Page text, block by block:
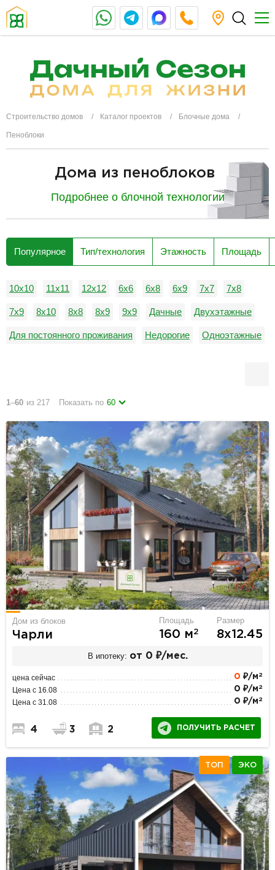
Строительство домов Каталог проектов Блочные дома
Пеноблоки
Дома из пеноблоков
Подробнее о блочной технологии
Популярное Тип/технология Этажность Площадь
10х10 11х11 12х12 6х6 6х8 6х9 7х7 7х8
7х9 8х10 8х8 8х9 9х9 Дачные Двухэтажные
Для постоянного проживания Недорогие Одноэтажные
1–60 из 217 Показать по 60
Дом из блоков
Чарли
Площадь
160 м2
Размер
8х12.45
В ипотеку: от 0 ₽/мес.
цена сейчас 0 ₽/м 2
Цена с 16.08 0 ₽/м 2
Цена с 31.08 0 ₽/м 2
4 3 2 ПОЛУЧИТЬ РАСЧЕТ
ТОП ЭКО